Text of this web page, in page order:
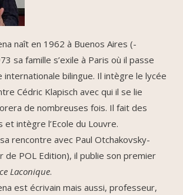
naît en 1962 à Buenos Aires (-
sa famille s’exile à Paris où il passe
internationale bilingue. Il intègre le lycée
Cédric Klapisch avec qui il se lie
de nombreuses fois. Il fait des
intègre l’Ecole du Louvre.
rencontre avec Paul Otchakovsky-
de POL Edition), il publie son premier
Laconique.
est écrivain mais aussi, professeur,